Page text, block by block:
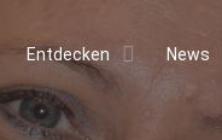
Entdecken News